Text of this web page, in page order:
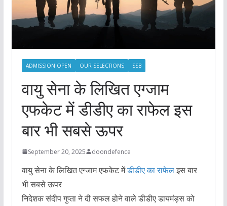
ADMISSION OPEN OUR SELECTIONS SSB
वायु सेना के लिखित एग्जाम
एफकेट में डीडीए का राफेल इस
बार भी सबसे ऊपर
September 20, 2025 doondefence
वायु सेना के लिखित एग्जाम एफकेट मेंडीडीए का राफेलइस बार
भी सबसे ऊपर
निदेशक संदीप गुप्ता ने दी सफल होने वाले डीडीए डायमंड्स को